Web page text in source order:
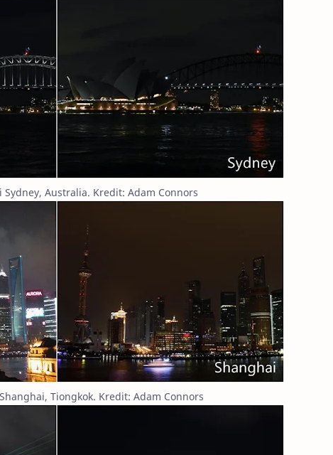
Sydney, Australia. Kredit: Adam Connors
Tiongkok. Kredit: Adam Connors